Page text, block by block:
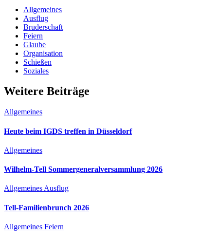
Allgemeines
Ausflug
Bruderschaft
Feiern
Glaube
Organisation
Schießen
Soziales
Weitere Beiträge
Allgemeines
Heute beim IGDS treffen in Düsseldorf
Allgemeines
Wilhelm-Tell Sommergeneralversammlung 2026
AllgemeinesAusflug
Tell-Familienbrunch 2026
Allgemeines Feiern